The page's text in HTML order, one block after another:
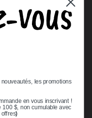
VOUS
les promotions
en vous inscrivant !
100 $, non cumulable avec
offres)